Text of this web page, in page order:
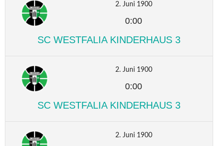
2. Juni 1900
0:00
SC WESTFALIA KINDERHAUS 3
2. Juni 1900
0:00
SC WESTFALIA KINDERHAUS 3
2. Juni 1900